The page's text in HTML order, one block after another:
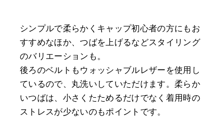
シンプルで柔らかくキャップ初心者の方にもお
すすめなほか、つばを上げるなどスタイリング
のバリエーションも。
後ろのベルトもウォッシャブルレザーを使用し
ているので、丸洗いしていただけます。柔らか
いつばは、小さくたためるだけでなく着用時の
ストレスが少ないのもポイントです。